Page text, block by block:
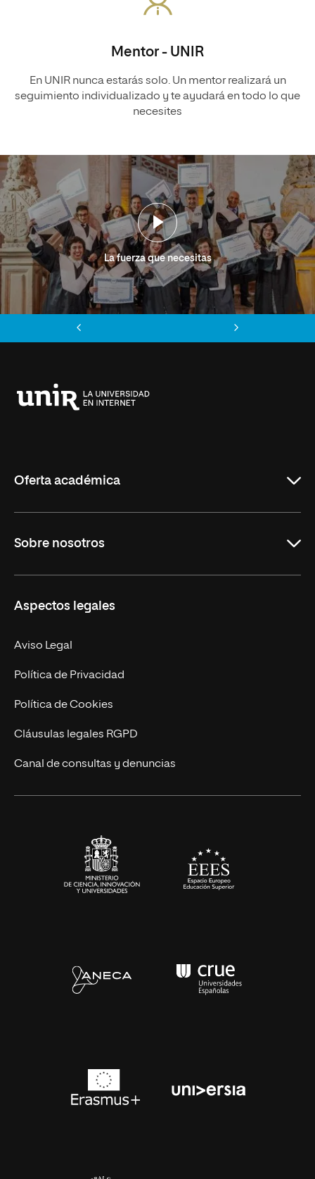
Mentor - UNIR
En UNIR nunca estarás solo. Un mentor realizará un
seguimiento individualizado y te ayudará en todo lo que
necesites
La fuerza que necesitas
Oferta académica
Másteres Oficiales
Doctorados
Experto Universitario
Postgrados
Cursos Universitarios
Sobre nosotros
Facultades
Nuestro Equipo
Trabaja en UNIR
Actualidad
UNIR Revista
Eventos
Aspectos legales
Aviso Legal
Política de Privacidad
Política de Cookies
Cláusulas legales RGPD
Canal de consultas y denuncias